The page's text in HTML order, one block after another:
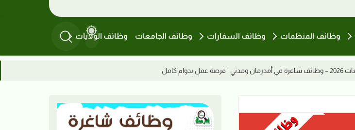
وظائف المنظمات وظائف السفارات وظائف الجامعات وظائف الولايات